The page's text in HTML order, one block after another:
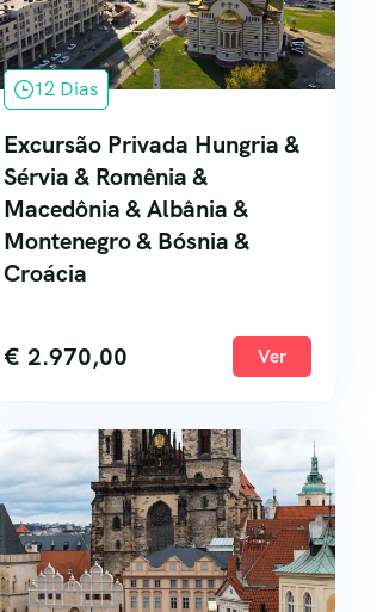
12 Dias
Excursão Privada Hungria &
Sérvia & Romênia &
Macedônia & Albânia &
Montenegro & Bósnia &
Croácia
€ 2.970,00 Ver